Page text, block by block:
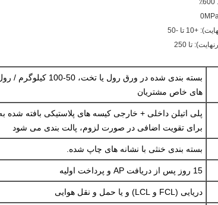
بسته بندی شده در ورق رول
های خاص مشتریان
پلی اتیلن داخلی + خارجی کیسه های پلاستیکی بافته شده
برای تقویت اضافی در صورت لزوم، پالت بندی می شود
بسته بندی خنثی با نشانه های چاپ شده.
15 روز پس از دریافت AP و پرداخت اولیه
دریایی (FCL و LCL) و یا حمل و نقل هوایی